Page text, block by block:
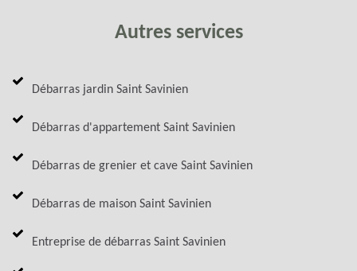
Autres services
Débarras jardin Saint Savinien
Débarras d'appartement Saint Savinien
Débarras de grenier et cave Saint Savinien
Débarras de maison Saint Savinien
Entreprise de débarras Saint Savinien